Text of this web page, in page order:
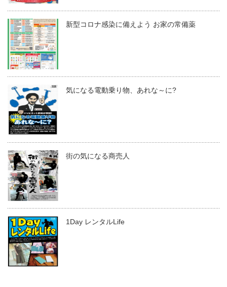
新型コロナ感染に備えよう お家の常備薬
気になる電動乗り物、あれな～に?
街の気になる商売人
1Day レンタルLife